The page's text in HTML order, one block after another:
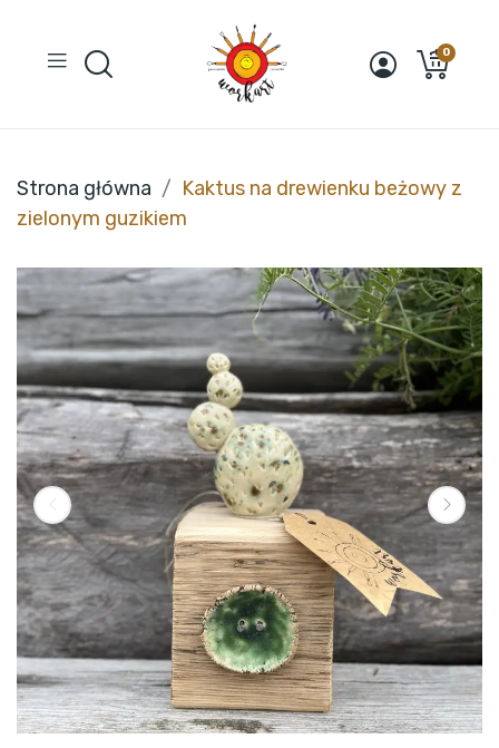
0
Strona główna
Kaktus na drewienku beżowy z
zielonym guzikiem